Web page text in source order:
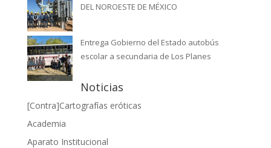
DEL NOROESTE DE MÉXICO
Entrega Gobierno del Estado autobús
escolar a secundaria de Los Planes
Noticias
[Contra]Cartografías eróticas
Academia
Aparato Institucional